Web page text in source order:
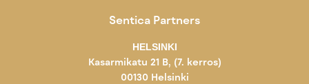
Sentica Partners
HELSINKI
Kasarmikatu 21 B, (7. kerros)
00130 Helsinki